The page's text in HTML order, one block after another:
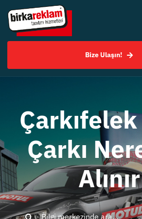
Skip
content
Uygulama Örnekleri
SSS
Bilgi Merkezi
Bize Ulaşın!
Çarkı
Alınır
Search